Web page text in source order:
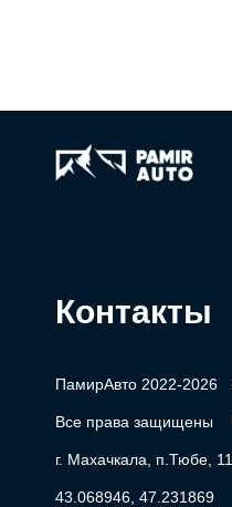
Контакты
ПамирАвто 2022-2026
Все права защищены
г. Махачкала, п.Тюбе, 11
43.068946, 47.231869